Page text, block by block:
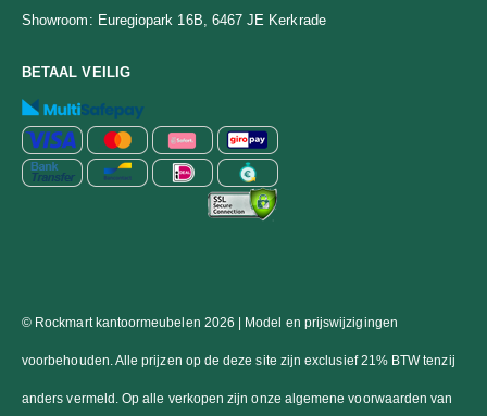
Showroom: Euregiopark 16B, 6467 JE Kerkrade
BETAAL VEILIG
© Rockmart kantoormeubelen 2026 | Model en prijswijzigingen
voorbehouden. Alle prijzen op de deze site zijn exclusief 21% BTW tenzij
anders vermeld. Op alle verkopen zijn onze algemene voorwaarden van